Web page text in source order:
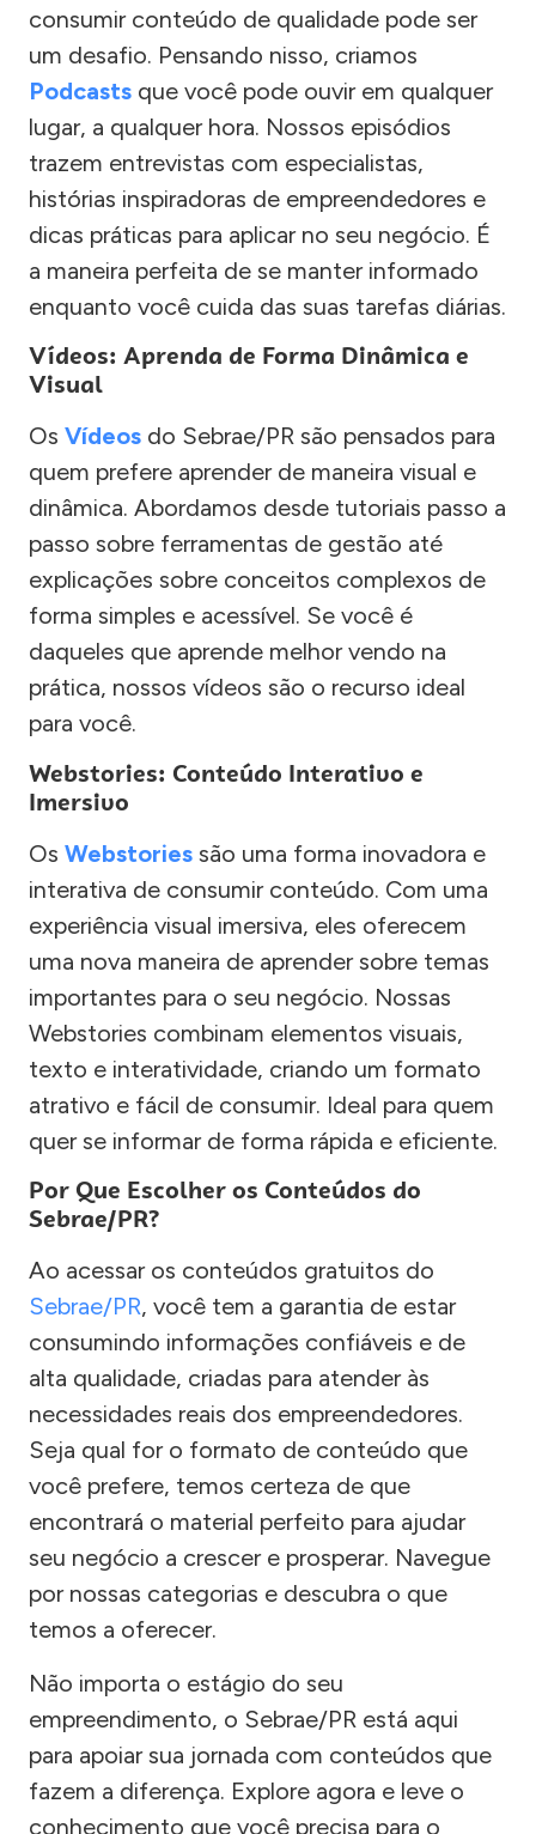
consumir conteúdo de qualidade pode ser
um desafio. Pensando nisso, criamos
Podcasts que você pode ouvir em qualquer
lugar, a qualquer hora. Nossos episódios
trazem entrevistas com especialistas,
histórias inspiradoras de empreendedores e
dicas práticas para aplicar no seu negócio. É
a maneira perfeita de se manter informado
enquanto você cuida das suas tarefas diárias.
Vídeos: Aprenda de Forma Dinâmica e
Visual
Os Vídeos do Sebrae/PR são pensados para
quem prefere aprender de maneira visual e
dinâmica. Abordamos desde tutoriais passo a
passo sobre ferramentas de gestão até
explicações sobre conceitos complexos de
forma simples e acessível. Se você é
daqueles que aprende melhor vendo na
prática, nossos vídeos são o recurso ideal
para você.
Webstories: Conteúdo Interativo e
Imersivo
Os Webstories são uma forma inovadora e
interativa de consumir conteúdo. Com uma
experiência visual imersiva, eles oferecem
uma nova maneira de aprender sobre temas
importantes para o seu negócio. Nossas
Webstories combinam elementos visuais,
texto e interatividade, criando um formato
atrativo e fácil de consumir. Ideal para quem
quer se informar de forma rápida e eficiente.
Por Que Escolher os Conteúdos do
Sebrae/PR?
Ao acessar os conteúdos gratuitos do
Sebrae/PR, você tem a garantia de estar
consumindo informações confiáveis e de
alta qualidade, criadas para atender às
necessidades reais dos empreendedores.
Seja qual for o formato de conteúdo que
você prefere, temos certeza de que
encontrará o material perfeito para ajudar
seu negócio a crescer e prosperar. Navegue
por nossas categorias e descubra o que
temos a oferecer.
Não importa o estágio do seu
empreendimento, o Sebrae/PR está aqui
para apoiar sua jornada com conteúdos que
fazem a diferença. Explore agora e leve o
conhecimento que você precisa para o